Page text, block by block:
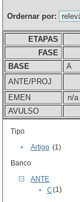
Ordernar por:
ETAPAS
FASE
BASE
A
ANTE/PROJ
EMEN
n/a
AVULSO
Tipo
•
Artigo (1)
Banco
ANTE
•
C(1)